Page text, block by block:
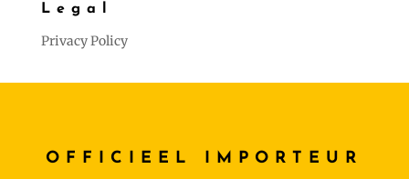
Legal
Privacy Policy
OFFICIEEL IMPORTEUR